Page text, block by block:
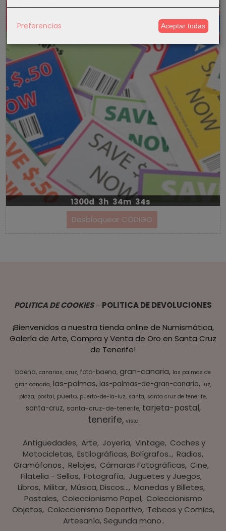
-5%
1300d 3h 34m 34s
POLITICA DE COOKIES- POLITICA DE DEVOLUCIONES
¡Bienvenidos a nuestra tienda online de Numismática,
Galería de Arte, Compra y Venta de Oro en Santa Cruz
de Tenerife!
baena canarias cruz foto-baena gran-canaria las palmas de
gran canaria las-palmas las-palmas-de-gran-canaria luz
plaza postal puerto puerto-de-la-luz santa santa cruz de tenerife
santa-cruz santa-cruz-de-tenerife tarjeta-postal
tenerife vista
Antigüedades Arte Joyería Vintage Coches y
Motocicletas Estilográficas, Bolígrafos.. Radios,
Gramófonos. Relojes Cámaras Fotográficas Cine
Filatelia - Sellos Fotografía Juguetes y Juegos
Libros Militar Música, Discos... Monedas y Billetes
Postales Coleccionismo Papel Coleccionismo
Objetos Coleccionismo Deportivo Tebeos y Comics
Artesanía, Segunda mano..
Preferencias Aceptar todas